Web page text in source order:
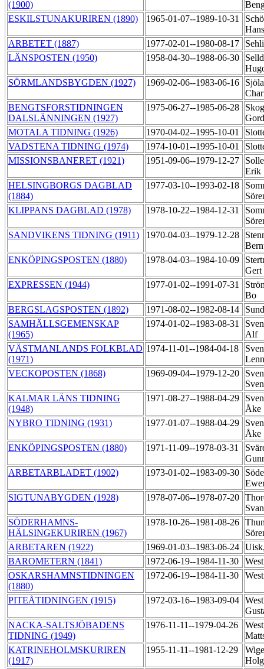
(1900)
ESKILSTUNAKURIREN (1890)
1965-01-07--1989-10-31
ARBETET (1887)
1977-02-01--1980-08-17
LÄNSPOSTEN (1950)
1958-04-30--1988-06-30
SÖRMLANDSBYGDEN (1927)
1969-02-06--1983-06-16
BENGTSFORSTIDNINGEN
DALSLÄNNINGEN (1927)
1975-06-27--1985-06-28
MOTALA TIDNING (1926)
1970-04-02--1995-10-01
VADSTENA TIDNING (1974)
1974-10-01--1995-10-01
MISSIONSBANERET (1921)
1951-09-06--1979-12-27
Erik
HELSINGBORGS DAGBLAD
(1884)
1977-03-10--1993-02-18
KLIPPANS DAGBLAD (1978)
1978-10-22--1984-12-31
SANDVIKENS TIDNING (1911)
1970-04-03--1979-12-28
ENKÖPINGSPOSTEN (1880)
1978-04-03--1984-10-09
Gert
EXPRESSEN (1944)
1977-01-02--1991-07-31
Bo
BERGSLAGSPOSTEN (1892)
1971-08-02--1982-08-14
SAMHÄLLSGEMENSKAP
(1965)
1974-01-02--1983-08-31
Alf
VÄSTMANLANDS FOLKBLAD
(1971)
1974-11-01--1984-04-18
VECKOPOSTEN (1868)
1969-09-04--1979-12-20
KALMAR LÄNS TIDNING
(1948)
1971-08-27--1988-04-29
Åke
NYBRO TIDNING (1931)
1977-01-07--1988-04-29
Åke
ENKÖPINGSPOSTEN (1880)
1971-11-09--1978-03-31
ARBETARBLADET (1902)
1973-01-02--1983-09-30
SIGTUNABYGDEN (1928)
1978-07-06--1978-07-20
SÖDERHAMNS-
HÄLSINGEKURIREN (1967)
1978-10-26--1981-08-26
ARBETAREN (1922)
1969-01-03--1983-06-24
BAROMETERN (1841)
1972-06-19--1984-11-30
OSKARSHAMNSTIDNINGEN
(1880)
1972-06-19--1984-11-30
PITEÅTIDNINGEN (1915) 1972-03-16--1983-09-04
NACKA-SALTSJÖBADENS
TIDNING (1949)
1976-11-11--1979-04-26
KATRINEHOLMSKURIREN
(1917)
1955-11-11--1981-12-29